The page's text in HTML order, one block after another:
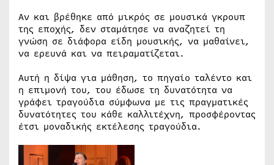
Αν και βρέθηκε από μικρός σε μουσικά γκρουπ
της εποχής, δεν σταμάτησε να αναζητεί τη
γνώση σε διάφορα είδη μουσικής, να μαθαίνει,
να ερευνά και να πειραματίζεται.
Αυτή η δίψα για μάθηση, το πηγαίο ταλέντο και
η επιμονή του, του έδωσε τη δυνατότητα να
γράφει τραγούδια σύμφωνα με τις πραγματικές
δυνατότητες του κάθε καλλιτέχνη, προσφέροντας
έτσι μοναδικής εκτέλεσης τραγούδια.